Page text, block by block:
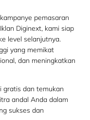
pemasaran
Diginext, kami siap
level selanjutnya.
yang memikat
dan meningkatkan
gratis dan temukan
andal Anda dalam
sukses dan